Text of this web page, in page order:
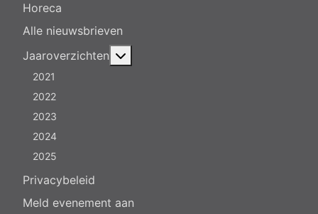
Horeca
Alle nieuwsbrieven
Jaaroverzichten
2021
2022
2023
2024
2025
Privacybeleid
Meld evenement aan